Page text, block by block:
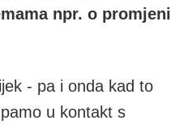
npr. o promjeni
- pa i onda kad to
u kontakt s